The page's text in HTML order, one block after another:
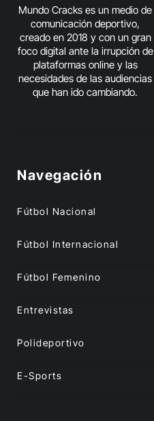
Mundo Cracks es un medio de
comunicación deportivo,
creado en 2018 y con un gran
foco digital ante la irrupción de
plataformas online y las
necesidades de las audiencias
que han ido cambiando.
Navegación
Fútbol Nacional
Fútbol Internacional
Fútbol Femenino
Entrevistas
Polideportivo
E-Sports